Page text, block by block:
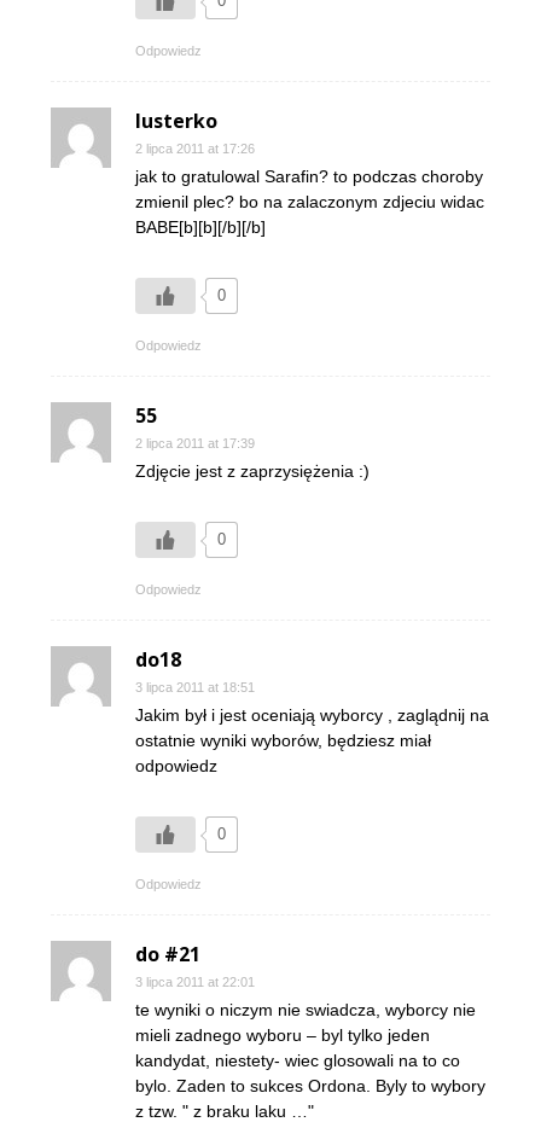
Odpowiedz
lusterko
2 lipca 2011 at 17:26
jak to gratulowal Sarafin? to podczas choroby
zmienil plec? bo na zalaczonym zdjeciu widac
BABE[b][b][/b][/b]
0
Odpowiedz
55
2 lipca 2011 at 17:39
Zdjęcie jest z zaprzysiężenia :)
0
Odpowiedz
do18
3 lipca 2011 at 18:51
Jakim był i jest oceniają wyborcy , zaglądnij na
ostatnie wyniki wyborów, będziesz miał
odpowiedz
0
Odpowiedz
do #21
3 lipca 2011 at 22:01
te wyniki o niczym nie swiadcza, wyborcy nie
mieli zadnego wyboru – byl tylko jeden
kandydat, niestety- wiec glosowali na to co
bylo. Zaden to sukces Ordona. Byly to wybory
z tzw. " z braku laku …"